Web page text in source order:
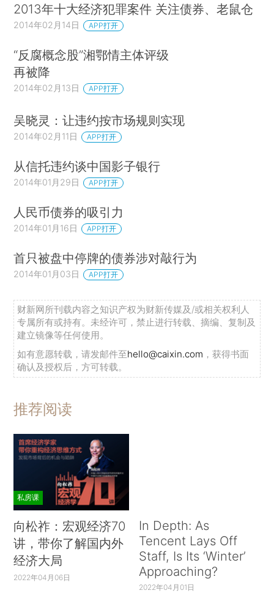
2013年十大经济犯罪案件 关注债券、老鼠仓
2014年02月14日 APP打开
“反腐概念股”湘鄂情主体评级
再被降
2014年02月13日 APP打开
吴晓灵：让违约按市场规则实现
2014年02月11日 APP打开
从信托违约谈中国影子银行
2014年01月29日 APP打开
人民币债券的吸引力
2014年01月16日 APP打开
首只被盘中停牌的债券涉对敲行为
2014年01月03日 APP打开
财新网所刊载内容之知识产权为财新传媒及/或相关权利人
专属所有或持有。未经许可，禁止进行转载、摘编、复制及
建立镜像等任何使用。
如有意愿转载，请发邮件至hello@caixin.com ，获得书面
确认及授权后，方可转载。
推荐阅读
私房课
向松祚：宏观经济70
讲，带你了解国内外
经济大局
2022年04月06日
In Depth: As
Tencent Lays Off
Staff, Is Its ‘Winter’
Approaching?
2022年04月01日